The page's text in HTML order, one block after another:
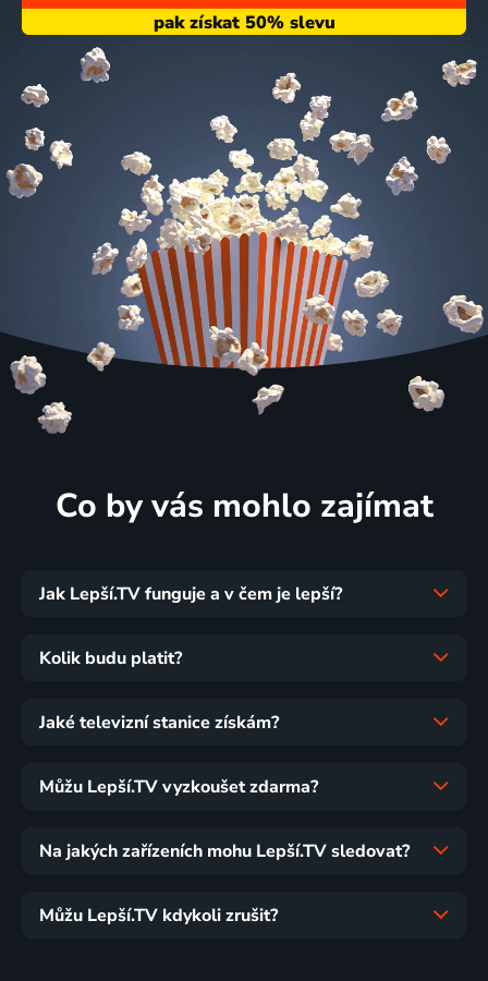
Co by vás mohlo zajímat
Jak Lepší.TV funguje a v čem je lepší?
Kolik budu platit?
Jaké televizní stanice získám?
Můžu Lepší.TV vyzkoušet zdarma?
Na jakých zařízeních mohu Lepší.TV sledovat?
Můžu Lepší.TV kdykoli zrušit?